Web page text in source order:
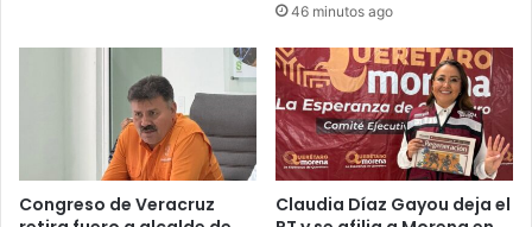
46 minutos ago
Congreso de Veracruz
Claudia Díaz Gayou deja el